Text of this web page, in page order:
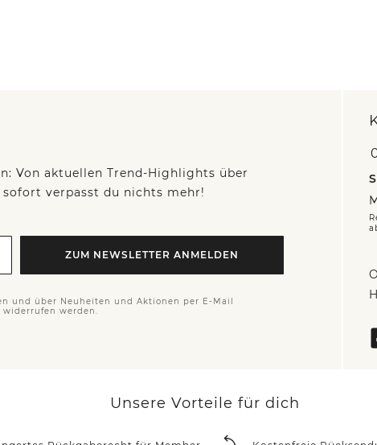
Von aktuellen Trend-Highlights über
verpasst du nichts mehr!
ZUM NEWSLETTER ANMELDEN
und über Neuheiten und Aktionen per E-Mail
werden.
Unsere Vorteile für dich